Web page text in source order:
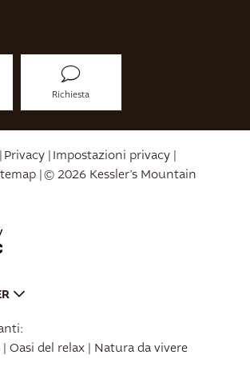
Richiesta
Privacy Impostazioni privacy
© 2026 Kessler’s Mountain
| Oasi del relax | Natura da vivere